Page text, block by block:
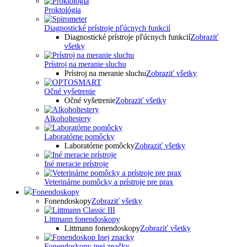
Proktológia
Diagnostické prístroje pľúcnych funkcií
Diagnostické prístroje pľúcnych funkciíZobraziť
všetky
Prístroj na meranie sluchu
Prístroj na meranie sluchuZobraziť všetky
Očné vyšetrenie
Očné vyšetrenieZobraziť všetky
Alkoholtestery
Laboratórne pomôcky
Laboratórne pomôckyZobraziť všetky
Iné meracie prístroje
Veterinárne pomôcky a prístroje pre prax
Fonendoskopy
FonendoskopyZobraziť všetky
Littmann fonendoskopy
Littmann fonendoskopyZobraziť všetky